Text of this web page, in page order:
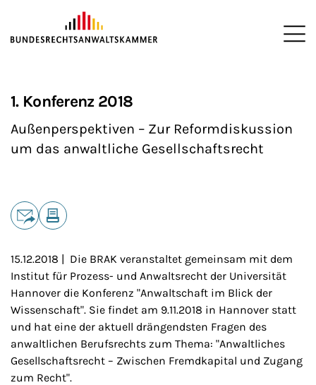
ZUM HAUPTINHALT SPRINGEN
1. Konferenz 2018
Außenperspektiven – Zur Reformdiskussion
um das anwaltliche Gesellschaftsrecht
Teilen
15.12.2018 | Die BRAK veranstaltet gemeinsam mit dem
Institut für Prozess- und Anwaltsrecht der Universität
Hannover die Konferenz "Anwaltschaft im Blick der
Wissenschaft". Sie findet am 9.11.2018 in Hannover statt
und hat eine der aktuell drängendsten Fragen des
anwaltlichen Berufsrechts zum Thema: "Anwaltliches
Gesellschaftsrecht – Zwischen Fremdkapital und Zugang
zum Recht".